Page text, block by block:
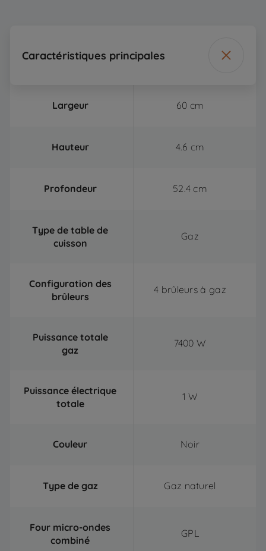
Caractéristiques principales
Largeur 60 cm
Hauteur 4.6 cm
Profondeur 52.4 cm
Type de table de
cuisson
Gaz
Configuration des
brûleurs
4 brûleurs à gaz
Puissance totale
gaz
7400 W
Puissance électrique
totale
1 W
Couleur Noir
Type de gaz Gaz naturel
Four micro-ondes
combiné
GPL